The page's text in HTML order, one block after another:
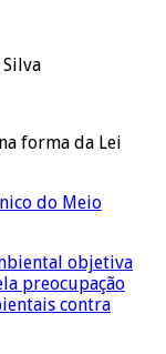
forma da Lei
do Meio
objetiva
preocupação
contra